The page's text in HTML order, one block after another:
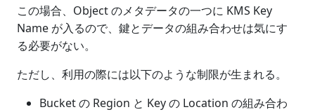
この場合、Object のメタデータの一つに KMS Key
Name が入るので、鍵とデータの組み合わせは気にす
る必要がない。
ただし、利用の際には以下のような制限が生まれる。
Bucket の Region と Key の Location の組み合わ